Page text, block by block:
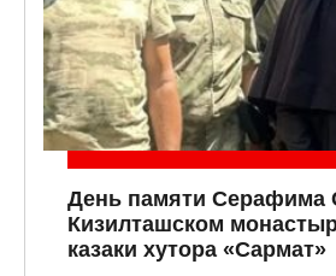
День памяти Серафима
Кизилташском
казаки хутора «Сармат»